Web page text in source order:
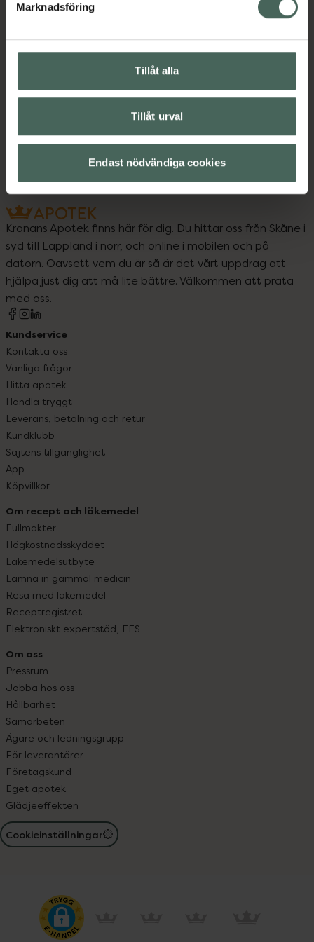
Marknadsföring
Tillåt alla
Tillåt urval
Endast nödvändiga cookies
Kategorier:
Kronans Apotek finns här för dig. Du hittar oss från Skåne i
syd till Lappland i norr, och online i mobilen och på
datorn. Oavsett vem du är så är det vårt uppdrag att
hjälpa just dig att må lite bättre. Välkommen att prata
med oss.
Kundservice
Kontakta oss
Vanliga frågor
Hitta apotek
Handla tryggt
Leverans, betalning och retur
Kundklubb
Sajtens tillgänglighet
App
Köpvillkor
Om recept och läkemedel
Fullmakter
Högkostnadsskyddet
Läkemedelsutbyte
Lämna in gammal medicin
Resa med läkemedel
Receptregistret
Elektroniskt expertstöd, EES
Om oss
Pressrum
Jobba hos oss
Hållbarhet
Samarbeten
Ägare och ledningsgrupp
För leverantörer
Företagskund
Eget apotek
Glädjeeffekten
Cookieinställningar